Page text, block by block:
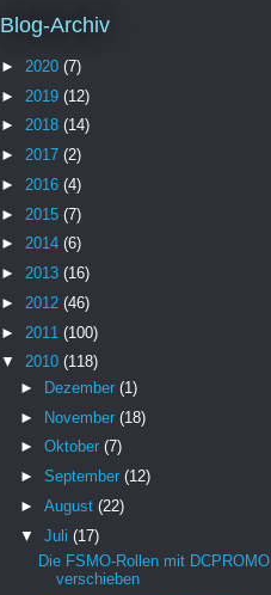
Blog-Archiv
► 2020 (7)
► 2019 (12)
► 2018 (14)
► 2017 (2)
► 2016 (4)
► 2015 (7)
► 2014 (6)
► 2013 (16)
► 2012 (46)
► 2011 (100)
▼ 2010 (118)
►
Dezember (1)
► November (18)
► Oktober (7)
► September (12)
► August (22)
▼ Juli (17)
Die FSMO-Rollen mit DCPROMO
verschieben